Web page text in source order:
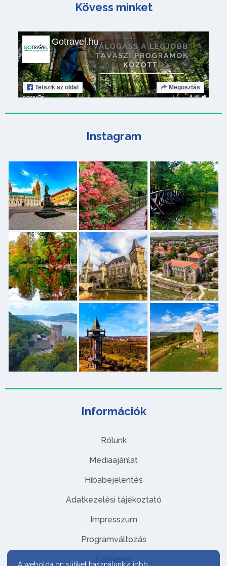
Információk
Rólunk
Médiaajánlat
Hibabejelentés
Adatkezelési tájékoztató
Impresszum
Programváltozás
Partnerek
Kövess minket
Gotravel.hu
Tetszik az oldal Megosztás
Instagram